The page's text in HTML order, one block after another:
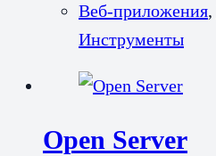
Веб-приложения,
Инструменты
Open Server